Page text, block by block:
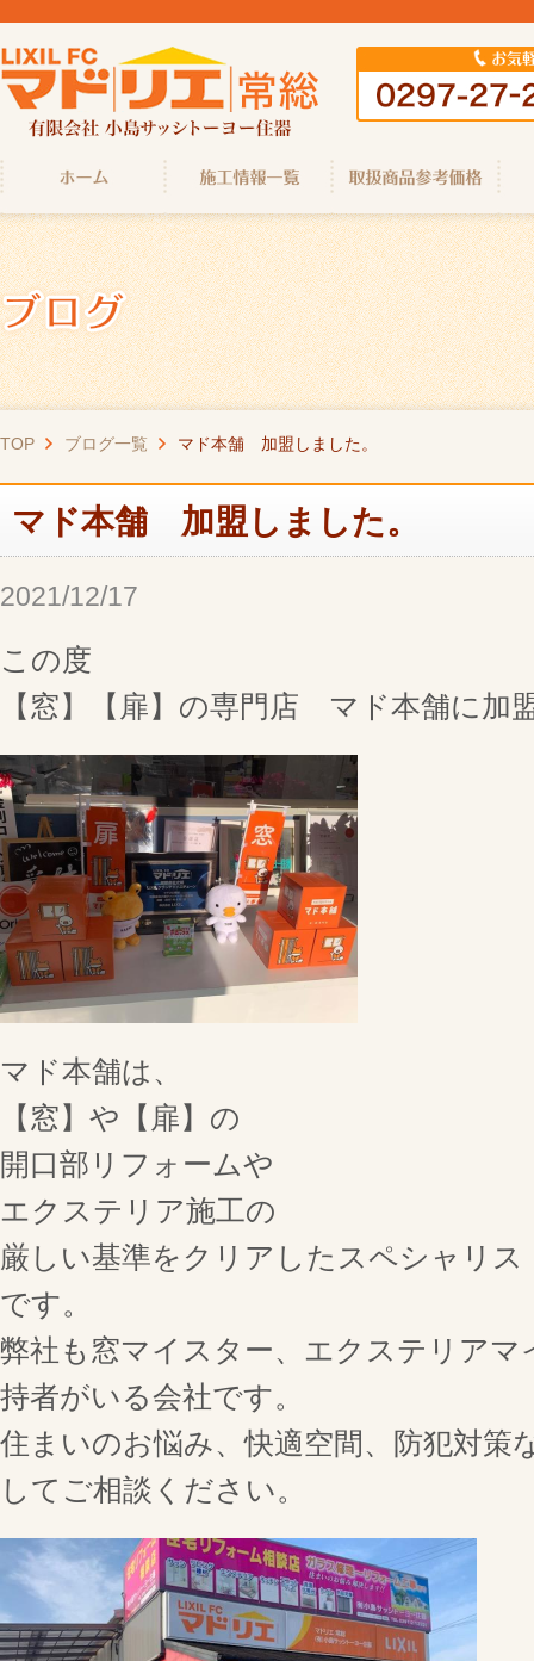
TOP ブログ一覧 マド本舗 加盟しました。
マド本舗 加盟しました。
2021/12/17
この度
【窓】【扉】の専門店 マド本舗に加
マド本舗は、
【窓】や【扉】の
開口部リフォームや
エクステリア施工の
厳しい基準をクリアしたスペシャリ
です。
弊社も窓マイスター、エクステリアマ
持者がいる会社です。
住まいのお悩み、快適空間、防犯対策
してご相談ください。